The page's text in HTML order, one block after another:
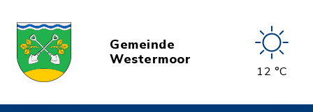
Gemeinde
Westermoor
12 °C